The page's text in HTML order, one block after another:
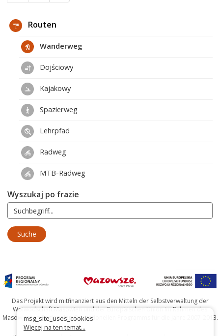
Routen
Wanderweg
Dojściowy
Kajakowy
Spazierweg
Lehrpfad
Radweg
MTB-Radweg
Wyszukaj po frazie
Das Projekt wird mitfinanziert aus den Mitteln der Selbstverwaltung der
Woiwodschaft Masowien und der Europäischen Union im Rahmen des
Masowischen Regionalen Operationellen Programms für die Jahre 2007-2013.
msg_site_uses_cookies
Więcej na ten temat...